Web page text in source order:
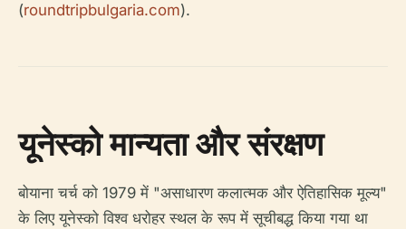
(roundtripbulgaria.com).
यूनेस्को मान्यता और संरक्षण
बोयाना चर्च को 1979 में "असाधारण कलात्मक और ऐतिहासिक मूल्य"
के लिए यूनेस्को विश्व धरोहर स्थल के रूप में सूचीबद्ध किया गया था